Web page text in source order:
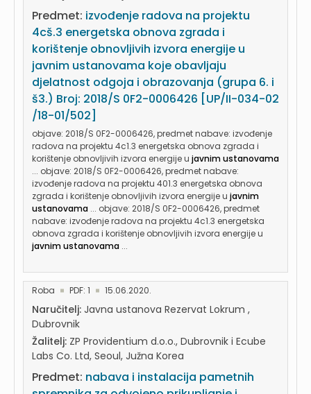
Predmet: izvođenje radova na projektu
4cš.3 energetska obnova zgrada i
korištenje obnovljivih izvora energije u
javnim ustanovama koje obavljaju
djelatnost odgoja i obrazovanja (grupa 6. i
š3.) Broj: 2018/S 0F2-0006426 [UP/II-034-02
/18-01/502]
objave: 2018/S 0F2-0006426, predmet nabave: izvođenje
radova na projektu 4c1.3 energetska obnova zgrada i
korištenje obnovljivih izvora energije u javnim ustanovama
... objave: 2018/S 0F2-0006426, predmet nabave:
izvođenje radova na projektu 401.3 energetska obnova
zgrada i korištenje obnovljivih izvora energije u javnim
ustanovama ... objave: 2018/S 0F2-0006426, predmet
nabave: izvođenje radova na projektu 4c1.3 energetska
obnova zgrada i korištenje obnovljivih izvora energije u
javnim ustanovama ...
Roba PDF: 1 15.06.2020.
Naručitelj: Javna ustanova Rezervat Lokrum ,
Dubrovnik
Žalitelj: ZP Providentium d.o.o., Dubrovnik i Ecube
Labs Co. Ltd, Seoul, Južna Korea
Predmet: nabava i instalacija pametnih